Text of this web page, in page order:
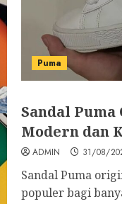
Puma
Sandal
Modern dan
ADMIN 31/08/
Sandal Puma
populer bagi